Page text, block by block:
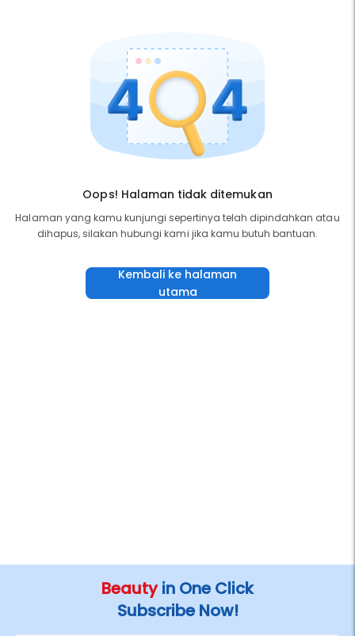
Oops! Halaman tidak ditemukan
Halaman yang kamu kunjungi sepertinya telah dipindahkan atau
dihapus, silakan hubungi kami jika kamu butuh bantuan.
Kembali ke halaman
utama
Beautyin One Click
Subscribe Now!